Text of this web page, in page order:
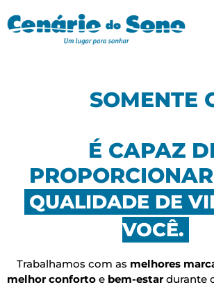
SOMENTE
É CAPAZ
QUALIDADE DE
VOCÊ.
Trabalhamos com as melhores
melhor conforto e bem-estardurante